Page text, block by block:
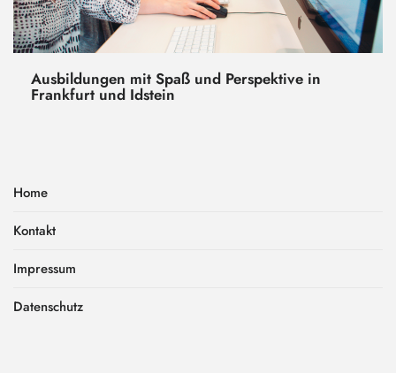
Ausbildungen mit Spaß und Perspektive in
Frankfurt und Idstein
Home
Kontakt
Impressum
Datenschutz